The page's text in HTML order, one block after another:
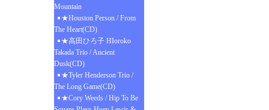
Mountain
★Houston Person / From
The Heart(CD)
★高田ひろ子 HIoroko
Takada Trio / Ancient
Dusk(CD)
★Tyler Henderson Trio /
The Long Game(CD)
★Cory Weeds / Hip To Be